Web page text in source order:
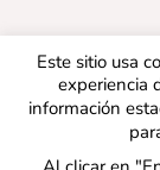
© 2019
Este sitio usa
experiencia
información